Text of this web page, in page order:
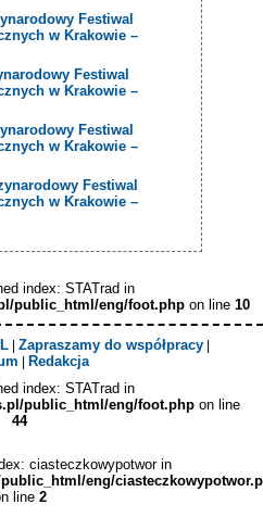
Festiwal
w Krakowie –
Festiwal
w Krakowie –
Festiwal
w Krakowie –
Festiwal
w Krakowie –
index: STATrad in
public_html/eng/foot.php on line 10
| Zapraszamy do współpracy|
Redakcja
index: STATrad in
public_html/eng/foot.php on line
44
ciasteczkowypotwor in
eng/
line 2